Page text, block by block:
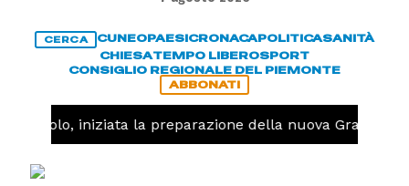
CERCA CUNEOPAESICRONACAPOLITICASANITÀ
CHIESATEMPO LIBEROSPORT
CONSIGLIO REGIONALE DEL PIEMONTE
ABBONATI
iniziata la preparazione della nuova Granda